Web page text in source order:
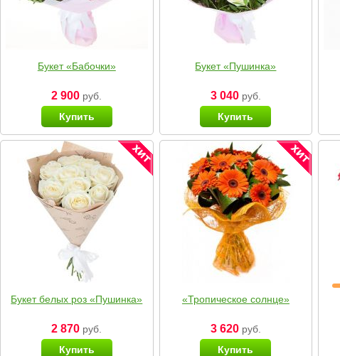
Букет «Бабочки»
2 900 руб.
Купить
Букет «Пушинка»
3 040руб.
Купить
Букет белых роз «Пушинка»
2 870 руб.
Купить
«Тропическое солнце»
3 620руб.
Купить